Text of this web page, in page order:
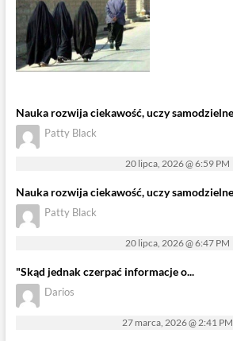
Nauka rozwija ciekawość, uczy
Patty Black
20 lipca, 2026 @ 6:59 PM
Nauka rozwija ciekawość, uczy
Patty Black
20 lipca, 2026 @ 6:47 PM
"Skąd jednak czerpać informacje o...
Darios
27 marca, 2026 @ 2:41 PM